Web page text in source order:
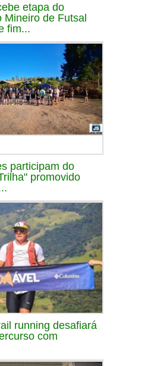
etapa do
Mineiro de Futsal
fim...
participam do
promovido
running desafiará
com